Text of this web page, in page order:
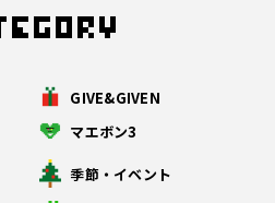
GIVE&GIVEN
マエボン3
季節・イベント